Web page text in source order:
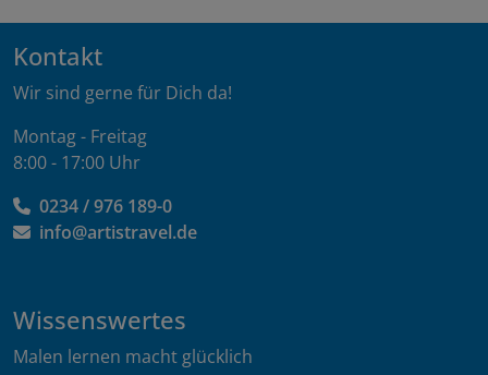
Kontakt
Wir sind gerne für Dich da!
Montag - Freitag
8:00 - 17:00 Uhr
0234 / 976 189-0
info@artistravel.de
Wissenswertes
Malen lernen macht glücklich